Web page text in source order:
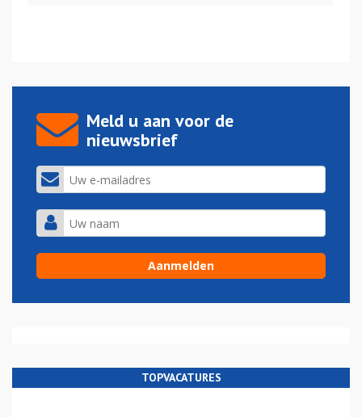
Meld u aan voor de
nieuwsbrief
TOPVACATURES